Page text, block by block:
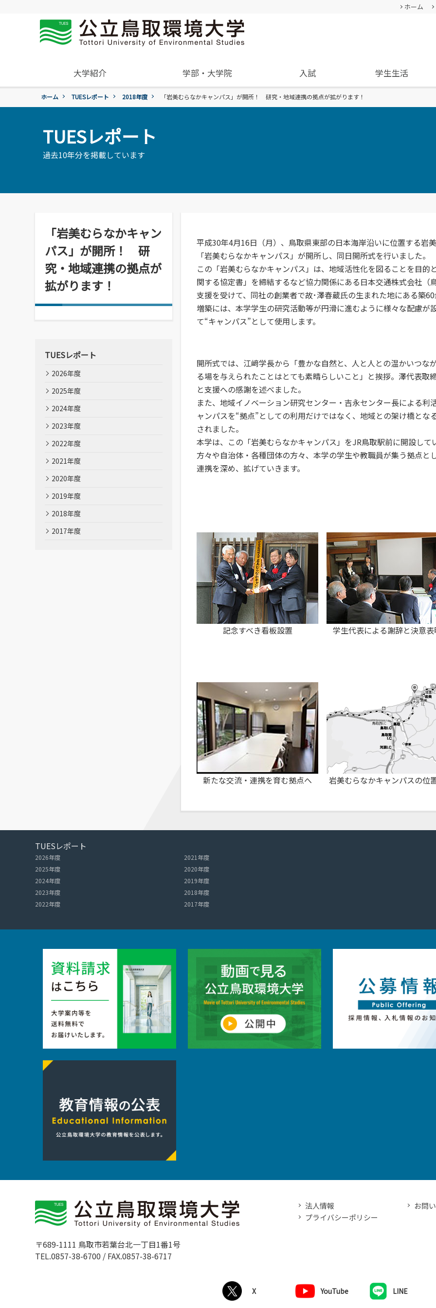
ホーム
大学紹介
概要
基本情報
学章、シンボルマーク
国際交流センター
情報メディアセンター
(図書館)
情報メディアセンター(図書館)のご
案内です。
公立鳥取環境大学の研究・附属機
関のご紹介です。
学部・大学院
学年暦 成績評価・卒業認定・学位
環境学部
環境学科
地域と関りながら環境問
入試
入試過去問題の公開
過去の入試結果
令和9年度入試
学生生活
学生住居
通学等
アルバイトの紹介
各団体の活動を紹介します。 学費、入学料についてご案内
就職活動について
就職･進学実績
受験生
卒業生
ホーム TUESレポート 2018年度 「岩美むらなかキャンパス」が開所！ 研究・地域連携の拠点が拡がります！
TUESレポート
過去10年分を掲載しています
「岩美むらなかキャン
パス」が開所！ 研
究・地域連携の拠点が
拡がります！
平成30年4月16日（月）、鳥取県東部の日本海岸沿いに位置する岩
「岩美むらなかキャンパス」が開所し、同日開所式を行いました。
この「岩美むらなかキャンパス」は、地域活性化を図ることを目
関する協定書」を締結するなど協力関係にある日本交通株式会社
支援を受けて、同社の創業者で故･澤春蔵氏の生まれた地にある築
増築には、本学学生の研究活動等が円滑に進むように様々な配慮
て“キャンパス”として使用します。
開所式では、江﨑学長から「豊かな自然と、人と人との温かいつな
る場を与えられたことはとても素晴らしいこと」と挨拶。澤代表
と支援への感謝を述べました。
また、地域イノベーション研究センター・吉永センター長による
ャンパスを“拠点”としての利用だけではなく、地域との架け橋と
されました。
本学は、この「岩美むらなかキャンパス」をJR鳥取駅前に開設し
方々や自治体・各種団体の方々、本学の学生や教職員が集う拠点
連携を深め、拡げていきます。
記念すべき看板設置 学生代表による謝辞と決意表
新たな交流・連携を育む拠点へ 岩美むらなかキャンパスの位
TUESレポート
2026年度
2025年度
2024年度
2023年度
2022年度
2021年度
2020年度
2019年度
2018年度
2017年度
TUESレポート
2026年度
2025年度
2024年度
2023年度
2022年度
2021年度
2020年度
2019年度
2018年度
2017年度
〒689-1111 鳥取市若葉台北一丁目1番1号
TEL.0857-38-6700 / FAX.0857-38-6717
法人情報
お問
プライバシーポリシー